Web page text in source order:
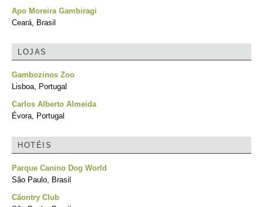
Apo Moreira Gambiragi
Ceará, Brasil
LOJAS
Gambozinos Zoo
Lisboa, Portugal
Carlos Alberto Almeida
Évora, Portugal
HOTÉIS
Parque Canino Dog World
São Paulo, Brasil
Cãontry Club